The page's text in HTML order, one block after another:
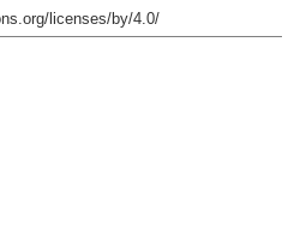
licenses/by/4.0/